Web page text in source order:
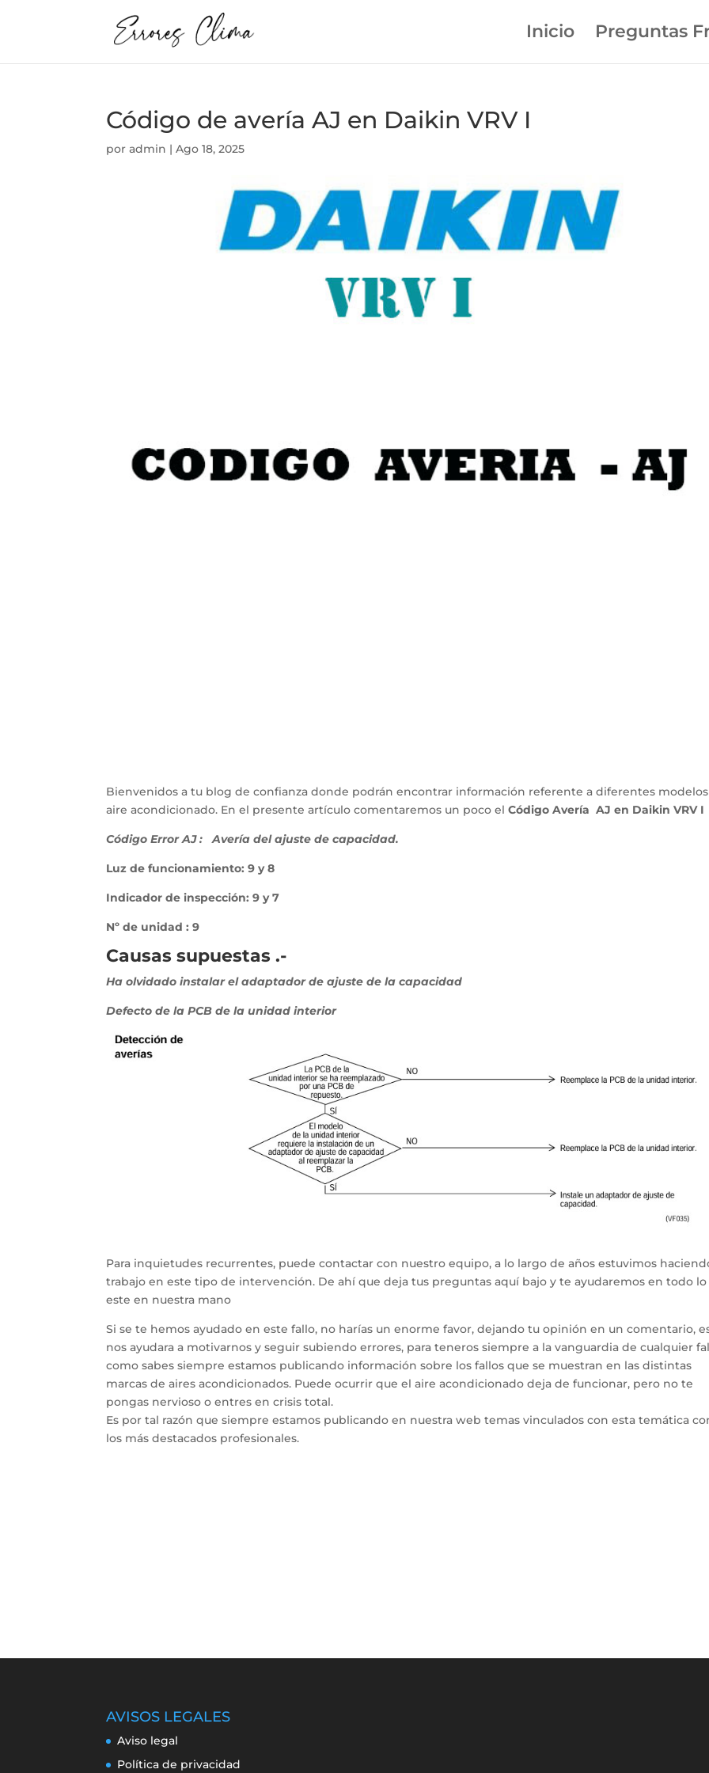
Inicio Preguntas
Código de avería AJ en Daikin VRV I
poradmin |Ago 18, 2025
Bienvenidos a tu blog de confianza donde podrán encontrar información referente a diferentes
aire acondicionado. En el presente artículo comentaremos un poco elCódigo Avería AJ en Daikin VRV I
Código Error AJ : Avería del ajuste de capacidad.
Luz de funcionamiento: 9 y 8
Indicador de inspección: 9 y 7
Nº de unidad : 9
Causas supuestas .-
Ha olvidado instalar el adaptador de ajuste de la capacidad
Defecto de la PCB de la unidad interior
Para inquietudes recurrentes, puede contactar con nuestro equipo, a lo largo de años estuvimos
trabajo en este tipo de intervención. De ahí que deja tus preguntas aquí bajo y te ayudaremos en todo
este en nuestra mano
Si se te hemos ayudado en este fallo, no harías un enorme favor, dejando tu opinión en un comentario,
nos ayudara a motivarnos y seguir subiendo errores, para teneros siempre a la vanguardia de cualquier
como sabes siempre estamos publicando información sobre los fallos que se muestran en las distintas
marcas de aires acondicionados. Puede ocurrir que el aire acondicionado deja de funcionar, pero no te
pongas nervioso o entres en crisis total.
Es por tal razón que siempre estamos publicando en nuestra web temas vinculados con esta temática
los más destacados profesionales.
AVISOS LEGALES
Aviso legal
Política de privacidad